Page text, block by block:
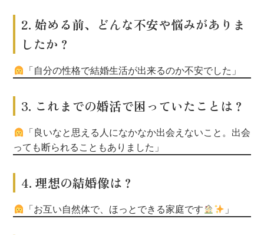
2. 始める前、どんな不安や悩みがありま
したか？
「自分の性格で結婚生活が出来るのか不安でした」
3. これまでの婚活で困っていたことは？
「良いなと思える人になかなか出会えないこと。 出会
っても断られることもありました」
4. 理想の結婚像は？
「お互い自然体で、ほっとできる家庭です 」